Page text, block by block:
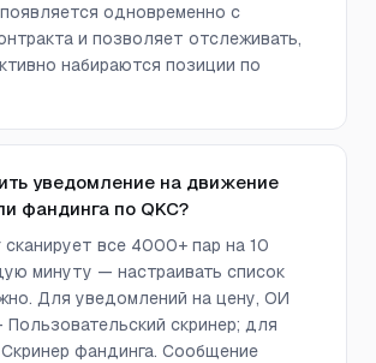
одновременно с
и позволяет отслеживать,
набираются позиции по
уведомление на движение
фандинга по QKC?
сканирует все 4000+ пар на 10
минуту — настраивать список
Для уведомлений на цену, ОИ
скринер; для
фандинга. Сообщение